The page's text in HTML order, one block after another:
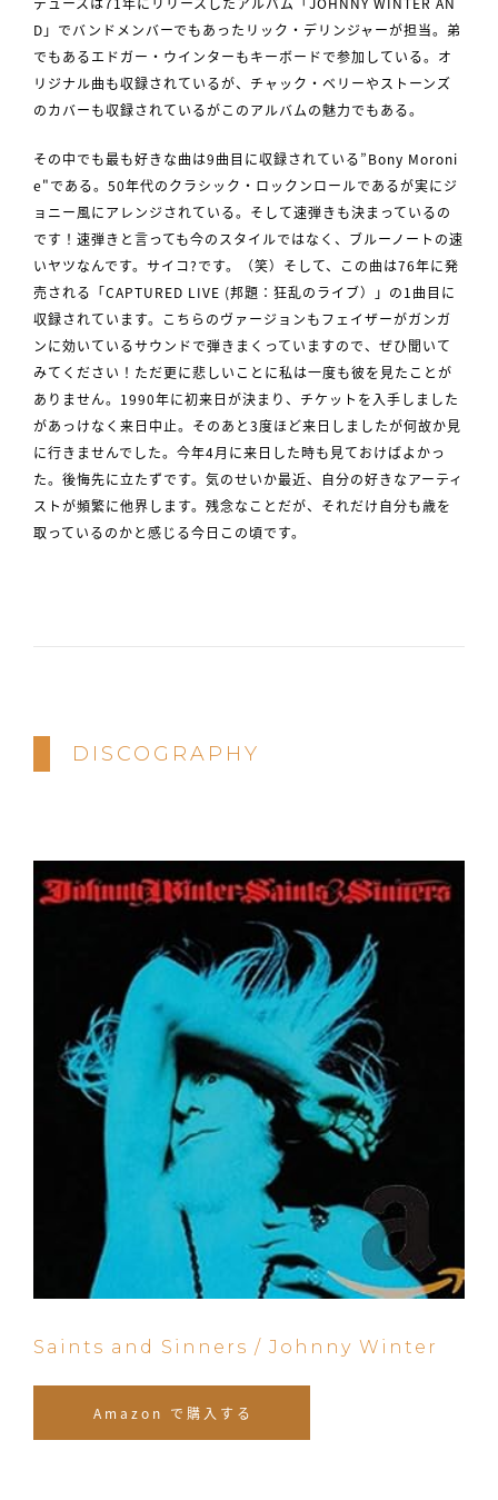
D」でバンドメンバーでもあったリック・デリンジャーが担当。弟
でもあるエドガー・ウインターもキーボードで参加している。オ
リジナル曲も収録されているが、チャック・ベリーやストーンズ
のカバーも収録されているがこのアルバムの魅力でもある。
その中でも最も好きな曲は9曲目に収録されている”Bony Moroni
e"である。50年代のクラシック・ロックンロールであるが実にジ
ョニー風にアレンジされている。そして速弾きも決まっているの
です！速弾きと言っても今のスタイルではなく、ブルーノートの速
いヤツなんです。サイコ?です。（笑）そして、この曲は76年に発
売される「CAPTURED LIVE (邦題：狂乱のライブ）」の1曲目に
収録されています。こちらのヴァージョンもフェイザーがガンガ
ンに効いているサウンドで弾きまくっていますので、ぜひ聞いて
みてください！ただ更に悲しいことに私は一度も彼を見たことが
ありません。1990年に初来日が決まり、チケットを入手しました
があっけなく来日中止。そのあと3度ほど来日しましたが何故か見
に行きませんでした。今年4月に来日した時も見ておけばよかっ
た。後悔先に立たずです。気のせいか最近、自分の好きなアーティ
ストが頻繁に他界します。残念なことだが、それだけ自分も歳を
取っているのかと感じる今日この頃です。
DISCOGRAPHY
Saints and Sinners / Johnny Winter
Amazon で購入する